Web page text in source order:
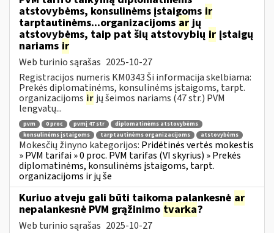
atstovybėms, konsulinėms įstaigoms ir
tarptautinėms...organizacijoms arjų
atstovybėms, taip pat šių atstovybių ir įstaigų
nariams ir
Web turinio sąrašas 2025-10-27
Registracijos numeris KM0343 Ši informacija skelbiama:
Prekės diplomatinėms, konsulinėms įstaigoms, tarpt.
organizacijoms ir jų šeimos nariams (47 str.) PVM
lengvatų...
pvm 0 proc pvmį 47 str
diplomatinėms atstovybėms
konsulinėms įstaigoms
tarptautinėms organizacijoms atstovybėms
Mokesčių žinyno kategorijos: Pridėtinės vertės mokestis
» PVM tarifai » 0 proc. PVM tarifas (VI skyrius) » Prekės
diplomatinėms, konsulinėms įstaigoms, tarpt.
organizacijoms ir jų še
Kuriuo atveju gali būti taikoma palankesnė ar
nepalankesnė PVM grąžinimo tvarka?
Web turinio sąrašas 2025-10-27